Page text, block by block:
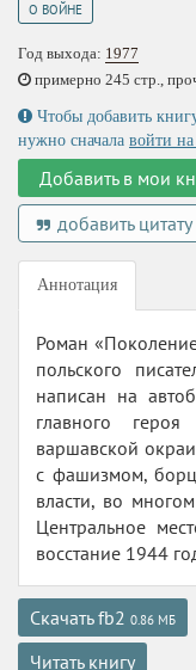
О ВОЙНЕ
Год выхода: 1977
примерно 245 стр.,
Чтобы добавить
нужно сначала войти на
Добавить в мои
добавить цитату
Аннотация
Роман
польского
написан на
главного
варшавской
с фашизмом,
власти, во
Центральное
восстание 1944
Скачать fb2 0.86 МБ
Читать книгу